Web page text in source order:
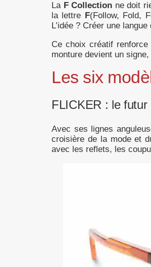
La F Collection ne doit
la lettre F(Follow, Fold,
L’idée ? Créer une
Ce choix créatif renforce
monture devient un
Les six
FLICKER : le futur
Avec ses lignes
croisière de la mode et
avec les reflets, les